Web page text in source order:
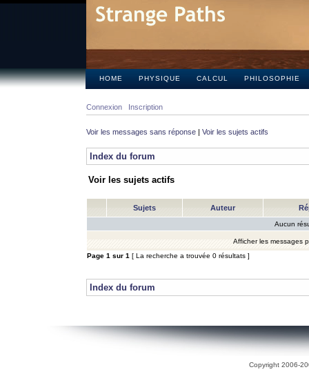
HOME PHYSIQUE CALCUL PHILOSOPHIE
Connexion Inscription
Voir les messages sans réponse | Voir les sujets actifs
Index du forum
Voir les sujets actifs
Sujets Auteur
Aucun
Afficher les messages
Page 1 sur 1 [ La recherche a trouvée 0 résultats ]
Index du forum
Copyright 2006-